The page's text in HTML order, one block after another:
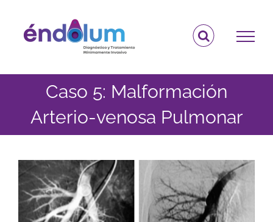
contenido
Caso 5: Malformación
Arterio-venosa Pulmonar
imagen
más
grande